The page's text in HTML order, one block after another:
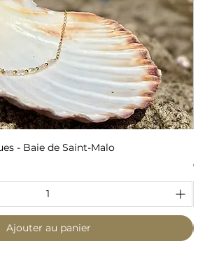
- Baie de Saint-Malo
Ajouter au panier